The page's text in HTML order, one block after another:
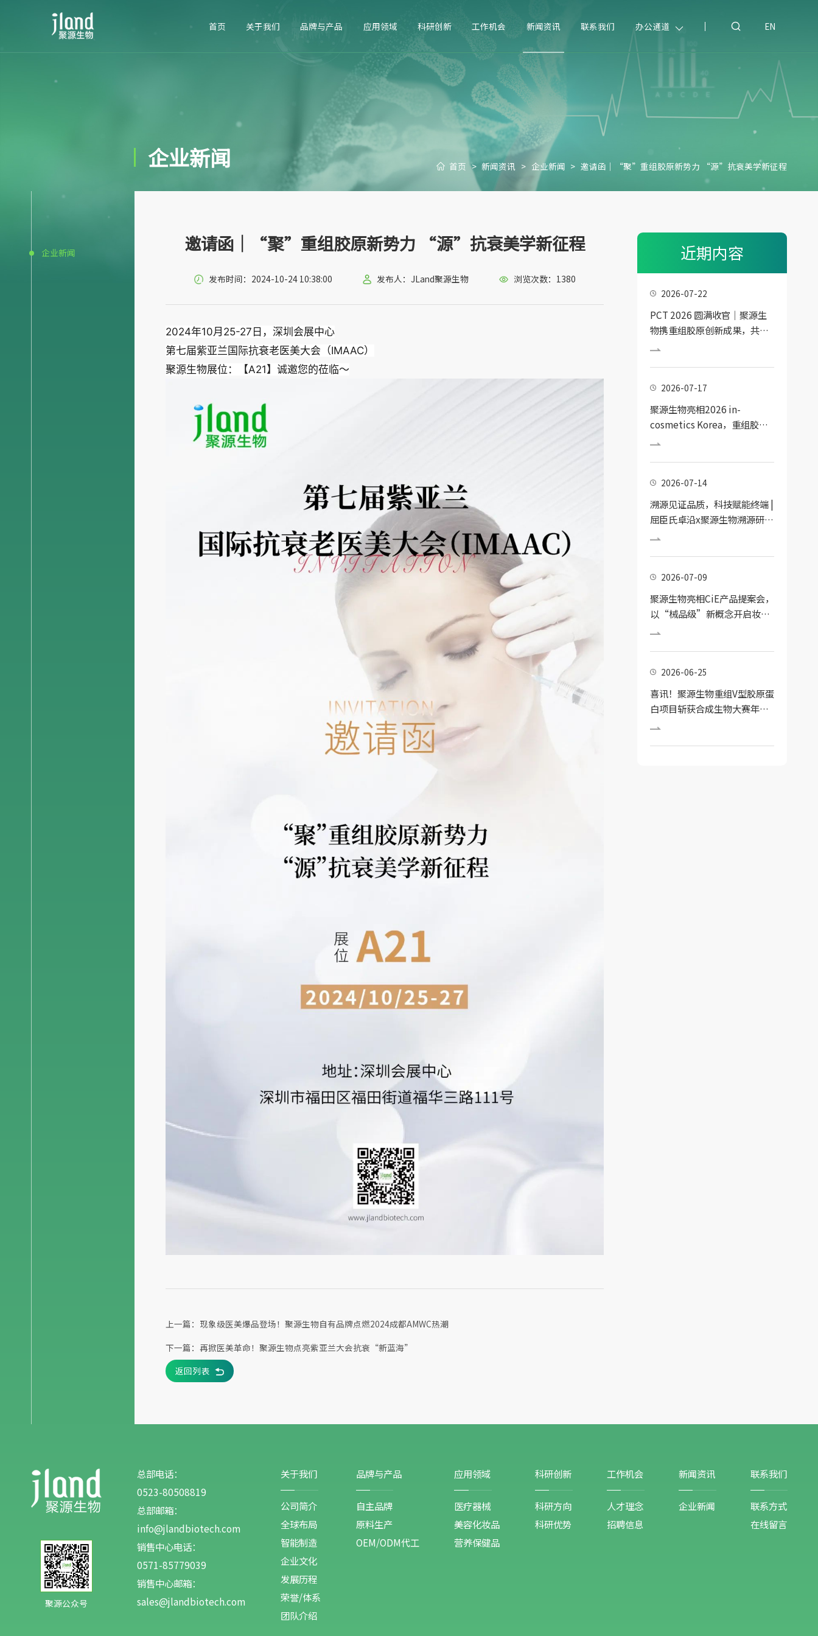
首页 关于我们 品牌与产品 应用领域 科研创新 工作机会 新闻资讯 联系我们 办公通道 EN
企业新闻 首页 > 新闻资讯 > 企业新闻 > 邀请函｜“聚”重组胶原新势力 “源”抗衰美学新征程
企业新闻 邀请函｜“聚”重组胶原新势力 “源”抗衰美学新征程
发布时间：2024-10-24 10:38:00 发布人：JLand聚源生物 浏览次数：1380
2024年10月25-27日，深圳会展中心
第七届紫亚兰国际抗衰老医美大会（IMAAC）
聚源生物展位：【A21】诚邀您的莅临～
上一篇：现象级医美爆品登场！聚源生物自有品牌点燃2024成都AMWC热潮
下一篇：再掀医美革命！聚源生物点亮紫亚兰大会抗衰“新蓝海”
返回列表
近期内容
2026-07-22
PCT 2026 圆满收官｜聚源生
物携重组胶原创新成果，共探
个人护理技术新趋势
2026-07-17
聚源生物亮相2026 in-
cosmetics Korea，重组胶原
蛋白前沿科技引领K-Beauty新
2026-07-14
溯源见证品质，科技赋能终端 |
屈臣氏卓沿x聚源生物溯源研学
活动圆满收官
2026-07-09
聚源生物亮相CiE产品提案会，
以“械品级”新概念开启妆械
结合护肤新纪元
2026-06-25
喜讯！聚源生物重组V型胶原蛋
白项目斩获合成生物大赛年度
新锐奖
聚源公众号
总部电话：
0523-80508819
总部邮箱：
info@jlandbiotech.com
销售中心电话：
0571-85779039
销售中心邮箱：
sales@jlandbiotech.com
关于我们
公司简介
全球布局
智能制造
企业文化
发展历程
荣誉/体系
团队介绍
品牌与产品
自主品牌
原料生产
OEM/ODM代工
应用领域
医疗器械
美容化妆品
营养保健品
科研创新
科研方向
科研优势
工作机会
人才理念
招聘信息
新闻资讯
企业新闻
联系我们
联系方式
在线留言